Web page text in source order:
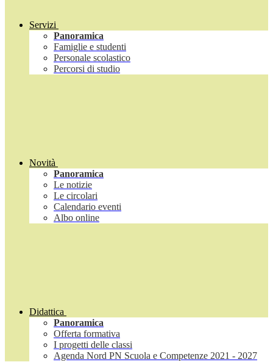
Servizi
Panoramica
Famiglie e studenti
Personale scolastico
Percorsi di studio
Novità
Panoramica
Le notizie
Le circolari
Calendario eventi
Albo online
Didattica
Panoramica
Offerta formativa
I progetti delle classi
Agenda Nord PN Scuola e Competenze 2021 - 2027